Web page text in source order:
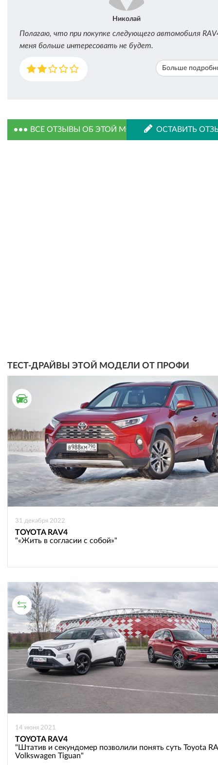
Николай
Полагаю, что при покупке следующего автомобиля
меня больше интересовать не будет.
Больше
ВСЕ ОТЗЫВЫ ОБ ЭТОЙ МОДЕЛИ ОСТАВИТЬ
ТЕСТ-ДРАЙВЫ ЭТОЙ МОДЕЛИ ОТ ПРОФИ
31 декабря 2022
TOYOTA RAV4
"«Жить в согласии с собой»"
СРАВНИТЕЛЬНЫЙ ТЕСТ
14 июня 2021
TOYOTA RAV4
"Штатив и секундомер позволили понять суть Toyota
Volkswagen Tiguan"